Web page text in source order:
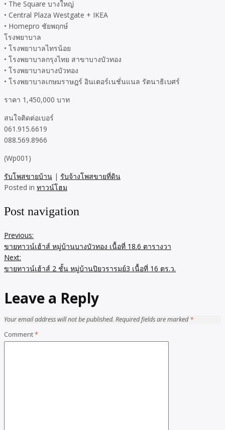
• The Square บางใหญ่
• Central Plaza Westgate + IKEA
• Homepro ชัยพฤกษ์
โรงพยาบาล
• โรงพยาบาลไทรน้อย
• โรงพยาบาลกรุงไทย สาขาบางบัวทอง
• โรงพยาบาลบางบัวทอง
• โรงพยาบาลเกษมราษฎร์ อินเตอร์เนชั่นแนล รัตนาธิเบศร์
ราคา 1,450,000 บาท
สนใจติดต่อเบอร์
061.915.6619
088.569.8966
(Wp001)
รับโพสขายบ้าน | รับจ้างโพสขายที่ดิน
Posted in ทาวน์โฮม
Post navigation
Previous:
ขายทาวน์เฮ้าส์ หมู่บ้านบางบัวทอง เนื้อที่ 18.6 ตารางวา
Next:
ขายทาวน์เฮ้าส์ 2 ชั้น หมู่บ้านปิยวรารมย์3 เนื้อที่ 16 ตร.ว.
Leave a Reply
Your email address will not be published. Required fields are marked*
Comment*